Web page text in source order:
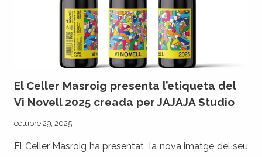
A
LA
SECCIÓ
COLLITA
DEL
MOST
El Celler Masroig presenta l’etiqueta del
Vi Novell 2025 creada per JAJAJA Studio
octubre 29, 2025
El Celler Masroig ha presentat la nova imatge del seu